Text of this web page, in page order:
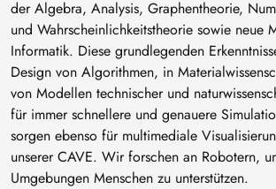
der Algebra, Analysis, Graphentheorie,
und Wahrscheinlichkeitstheorie sowie neue
Informatik. Diese grundlegenden
Design von Algorithmen, in
von Modellen technischer und
für immer schnellere und genauere
sorgen ebenso für multimediale
unserer CAVE. Wir forschen an Robotern,
Umgebungen Menschen zu unterstützen.